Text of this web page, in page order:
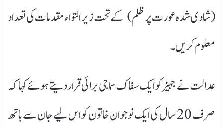
(شادی شدہ عورت پر ظلم) کے تحت زیر التواء مقدمات کی تعداد
معلوم کریں۔
عدالت نے جہیز کو ایک سفاک سماجی برائی قرار دیتے ہوئے کہا کہ
صرف 20 سال کی ایک نوجوان خاتون کو اس لیے جان سے ہاتھ